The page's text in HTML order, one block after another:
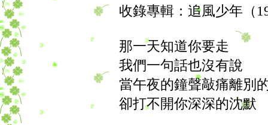
收錄專輯：追風少年（
那一天知道你要走
我們一句話也沒有說
當午夜的鐘聲敲痛離別
卻打不開你深深的沈默